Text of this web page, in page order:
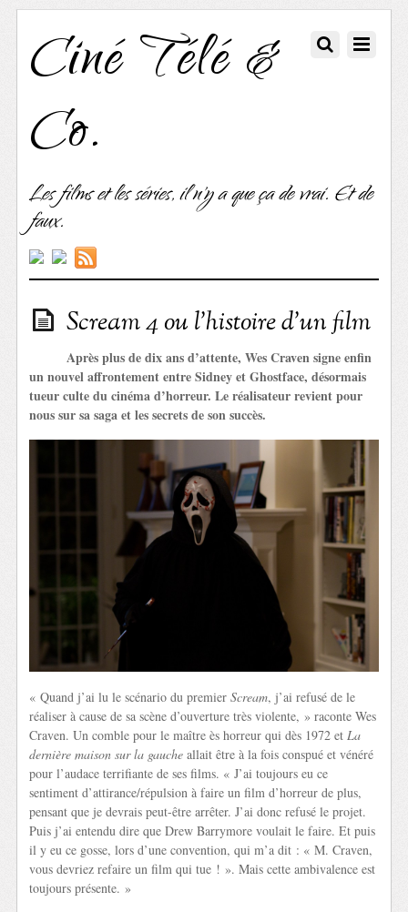
Ciné Télé &
Co.
Les films et les séries, il n'y a que ça de vrai. Et de
faux.
Scream 4 ou l’histoire d’un film
Après plus de dix ans d’attente, Wes Craven signe enfin
un nouvel affrontement entre Sidney et Ghostface, désormais
tueur culte du cinéma d’horreur. Le réalisateur revient pour
nous sur sa saga et les secrets de son succès.
« Quand j’ai lu le scénario du premierScream, j’ai refusé de le
réaliser à cause de sa scène d’ouverture très violente, » raconte Wes
Craven. Un comble pour le maître ès horreur qui dès 1972 etLa
dernière maison sur la gauche allait être à la fois conspué et vénéré
pour l’audace terrifiante de ses films. « J’ai toujours eu ce
sentiment d’attirance/répulsion à faire un film d’horreur de plus,
pensant que je devrais peut-être arrêter. J’ai donc refusé le projet.
Puis j’ai entendu dire que Drew Barrymore voulait le faire. Et puis
il y eu ce gosse, lors d’une convention, qui m’a dit : « M. Craven,
vous devriez refaire un film qui tue ! ». Mais cette ambivalence est
toujours présente. »